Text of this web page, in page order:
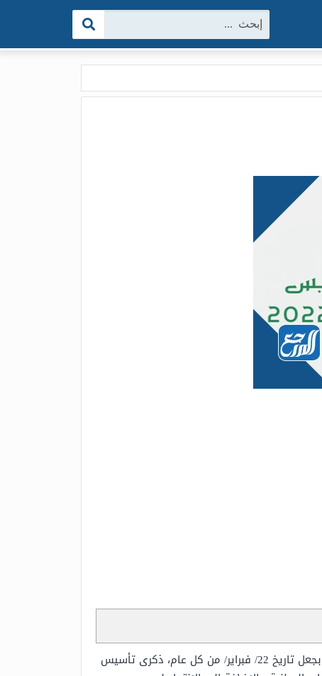
البحث:
وهو اليوم الذي أصدر فيه الملك سلمان بن عبدالعزيز آل سعود قرارًا بجعل تاريخ 22/ فبراير/ من كل عام، ذكرى تأسيس